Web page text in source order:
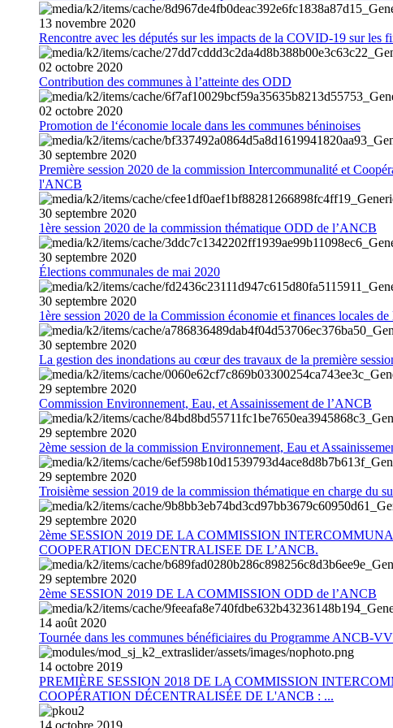
13 novembre 2020
Rencontre avec les députés sur les impacts de la COVID-19 sur les
02 octobre 2020
Contribution des communes à l’atteinte des ODD
02 octobre 2020
Promotion de l‘économie locale dans les communes béninoises
30 septembre 2020
Première session 2020 de la commission Intercommunalité et
l'ANCB
30 septembre 2020
1ère session 2020 de la commission thématique ODD de l’ANCB
30 septembre 2020
Élections communales de mai 2020
30 septembre 2020
1ère session 2020 de la Commission économie et finances locales
30 septembre 2020
La gestion des inondations au cœur des travaux de la première
29 septembre 2020
Commission Environnement, Eau, et Assainissement de l’ANCB
29 septembre 2020
2ème session de la commission Environnement, Eau et
29 septembre 2020
Troisième session 2019 de la commission thématique en charge du
29 septembre 2020
2ème SESSION 2019 DE LA COMMISSION
COOPERATION DECENTRALISEE DE L’ANCB.
29 septembre 2020
2ème SESSION 2019 DE LA COMMISSION ODD de l’ANCB
14 août 2020
Tournée dans les communes bénéficiaires du Programme ANCB-
14 octobre 2019
PREMIÈRE SESSION 2018 DE LA COMMISSION
COOPÉRATION DÉCENTRALISÉE DE L'ANCB : ...
14 octobre 2019